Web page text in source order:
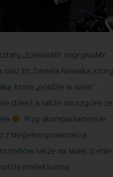
„ŚpiewaMY, nagrywaMY,
ks. Daniela Nowaka, który
która „pójdzie w świat”
dzieci, a także nauczycieli ze
. Przy akompaniamencie
Niepełnosprawnością
także na Małej Scenie
Intelektualną